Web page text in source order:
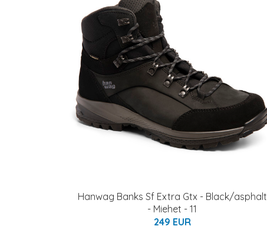
Hanwag Banks Sf Extra Gtx - Black/asphalt
- Miehet - 11
249 EUR